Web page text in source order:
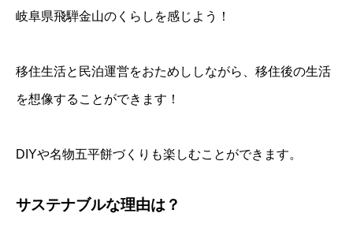
岐阜県飛騨金山のくらしを感じよう！
移住生活と民泊運営をおためししながら、移住後の生活
を想像することができます！
DIYや名物五平餅づくりも楽しむことができます。
サステナブルな理由は？